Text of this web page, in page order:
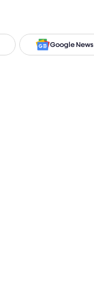
Google News